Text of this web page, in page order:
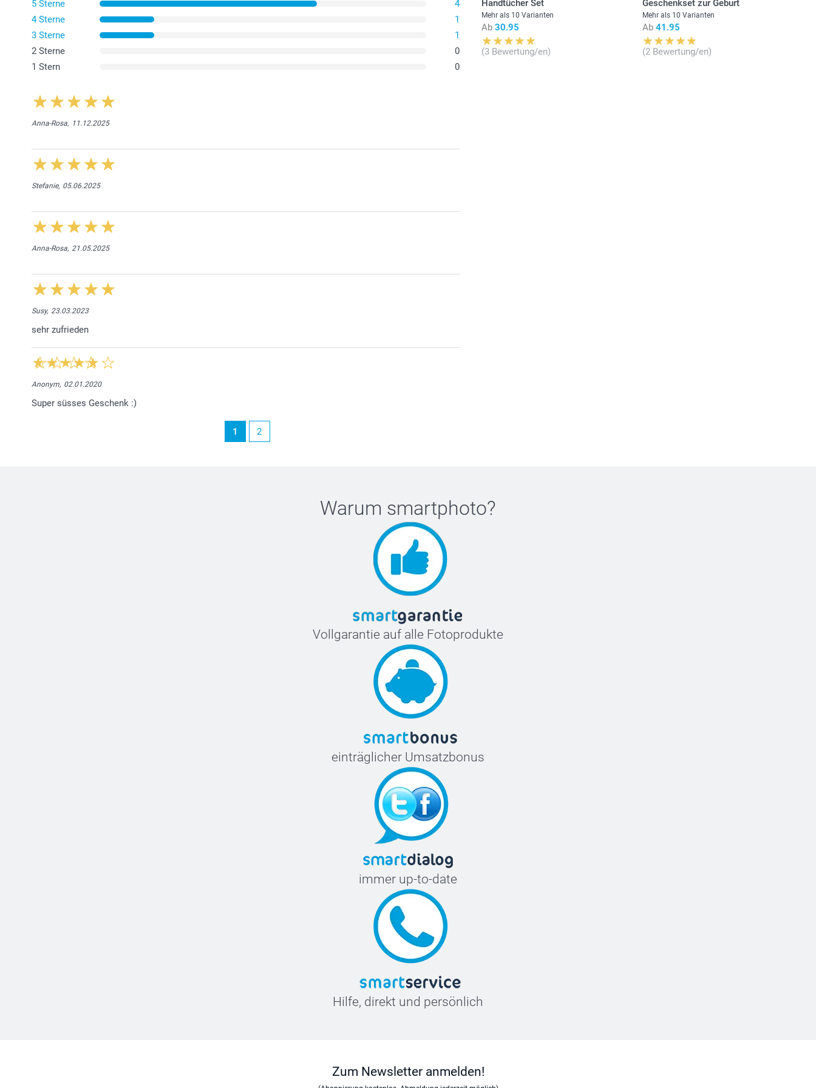
5 Sterne
4
4 Sterne
1
3 Sterne
1
2 Sterne
0
1 Stern
0
Anna-Rosa, 11.12.2025
Stefanie, 05.06.2025
Anna-Rosa, 21.05.2025
Susy, 23.03.2023
sehr zufrieden
Anonym, 02.01.2020
Super süsses Geschenk :)
1 2
Handtücher Set
Mehr als 10 Varianten
Ab 30.95
(3 Bewertung/en)
Geschenkset zur Geburt
Mehr als 10 Varianten
Ab 41.95
(2 Bewertung/en)
Warum smartphoto?
Vollgarantie auf alle Fotoprodukte
einträglicher Umsatzbonus
immer up-to-date
Hilfe, direkt und persönlich
Zum Newsletter anmelden!